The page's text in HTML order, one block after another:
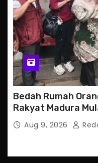
Bedah Rumah
Rakyat Madura
Aug 9, 2026